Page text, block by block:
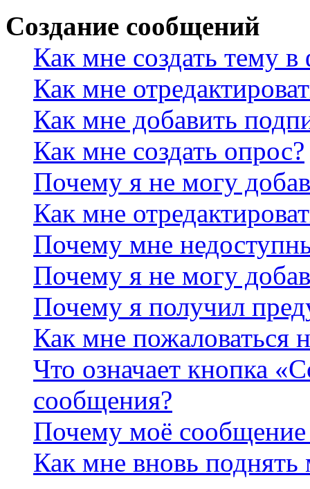
Создание сообщений
Как мне создать тему
Как мне
Как мне добавить
Как мне создать опрос?
Почему я не могу
Как мне
Почему мне
Почему я не могу
Почему я получил
Как мне пожаловаться
Что означает кнопка
сообщения?
Почему моё сообщение
Как мне вновь